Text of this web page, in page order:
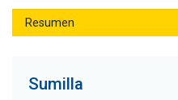
Sumilla